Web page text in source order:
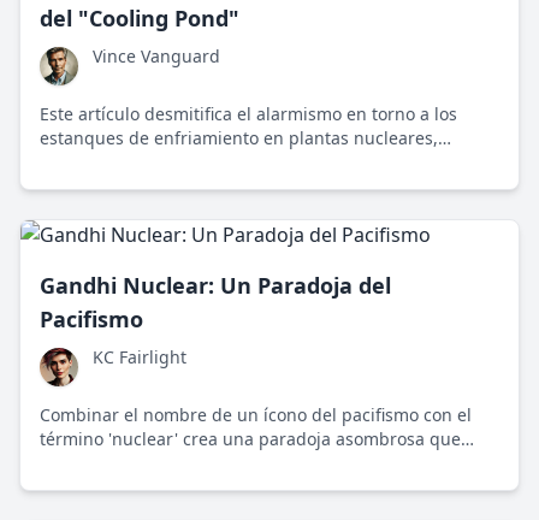
del "Cooling Pond"
Vince Vanguard
Este artículo desmitifica el alarmismo en torno a los
estanques de enfriamiento en plantas nucleares,
energía limpia y segura.
Gandhi Nuclear: Un Paradoja del
Pacifismo
KC Fairlight
Combinar el nombre de un ícono del pacifismo con el
término 'nuclear' crea una paradoja asombrosa que
siglo XX. A través del legado de Gandhi y las estrategias